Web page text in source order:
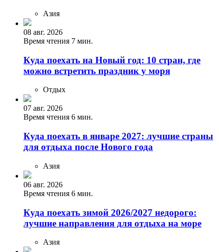
Азия
08 авг. 2026
Время чтения 7 мин.
Куда поехать на Новый год: 10 стран, где
можно встретить праздник у моря
Отдых
07 авг. 2026
Время чтения 6 мин.
Куда поехать в январе 2027: лучшие страны
для отдыха после Нового года
Азия
06 авг. 2026
Время чтения 6 мин.
Куда поехать зимой 2026/2027 недорого:
лучшие направления для отдыха на море
Азия